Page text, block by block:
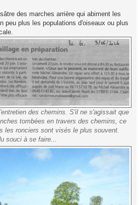
des marches arrière qui abiment les
peu plus les populations d'oiseaux ou plus
des chemins. S'il ne s'agissait que
tombées en travers des chemins, ce
les ronciers sont visés le plus souvent.
souci à se faire...